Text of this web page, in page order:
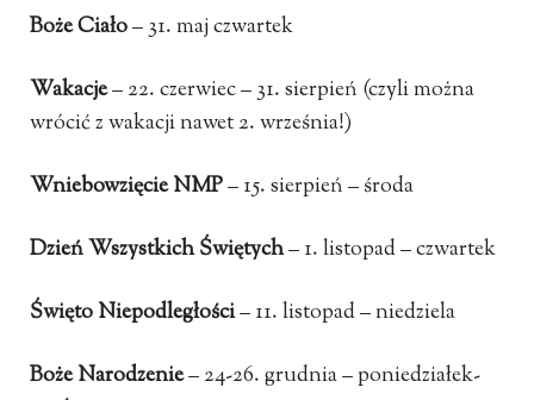
Boże Ciało– 31. maj czwartek
Wakacje– 22. czerwiec – 31. sierpień (czyli można
wrócić z wakacji nawet 2. września!)
Wniebowzięcie NMP– 15. sierpień – środa
Dzień Wszystkich Świętych– 1. listopad – czwartek
Święto Niepodległości– 11. listopad – niedziela
Boże Narodzenie– 24-26. grudnia – poniedziałek-